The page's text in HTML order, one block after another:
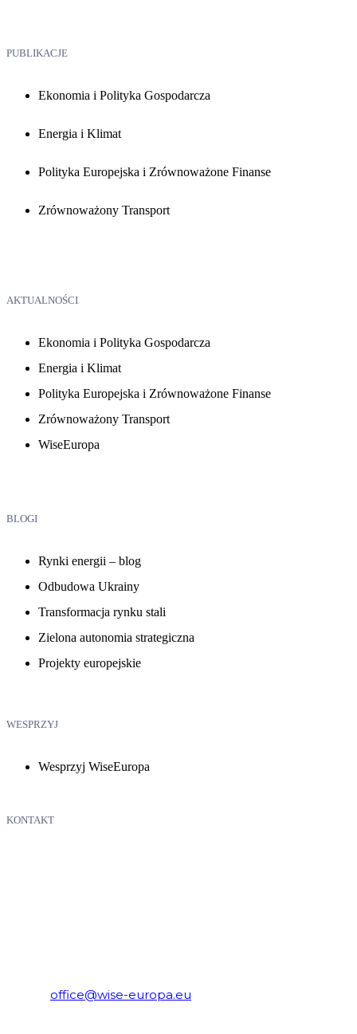
PUBLIKACJE
Ekonomia i Polityka Gospodarcza
Energia i Klimat
Polityka Europejska i Zrównoważone Finanse
Zrównoważony Transport
AKTUALNOŚCI
Ekonomia i Polityka Gospodarcza
Energia i Klimat
Polityka Europejska i Zrównoważone Finanse
Zrównoważony Transport
WiseEuropa
BLOGI
Rynki energii – blog
Odbudowa Ukrainy
Transformacja rynku stali
Zielona autonomia strategiczna
Projekty europejskie
WESPRZYJ
Wesprzyj WiseEuropa
KONTAKT
office@wise-europa.eu